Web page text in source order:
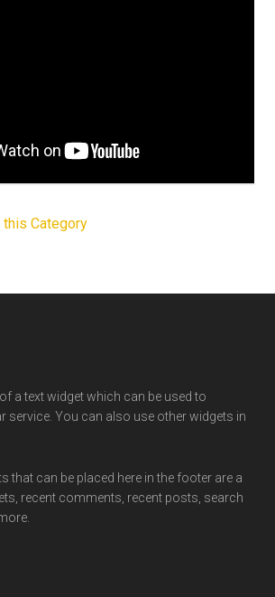
Category
a text widget which can be used to
service. You can also use other widgets in
that can be placed here in the footer are a
recent comments, recent posts, search